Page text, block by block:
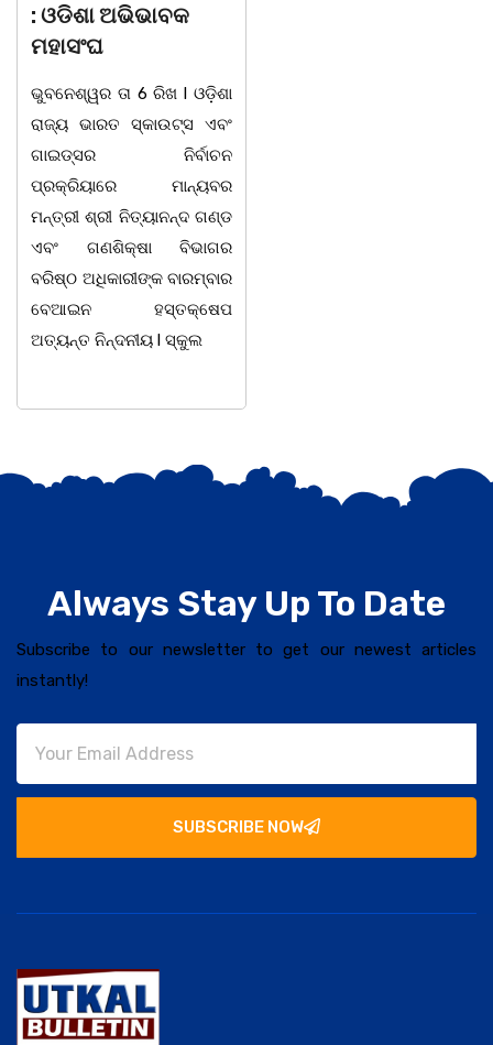
ବିଦ୍ୟାଳୟ, ସରସତିଆର
ସହକାରୀ ଶିକ୍ଷୟିତ୍ରୀ ଶ୍ରୀମତୀ
ଅନ୍ନପୂର୍ଣ୍ଣା ମିଶ୍ରଙ୍କର
ଅବସରକାଳୀନ ସମ୍ବର୍ଦ୍ଧନା
ଉତ୍ସବ ଅନୁଷ୍ଠିତ
ହୋଇଯାଇଅଛି । ଉକ୍ତ
ଉତ୍ସବରେ ରାଜ୍ୟପାଳ
ପୁରସ୍କାରପ୍ରାପ୍ତ ଶିକ୍ଷକ
ଭାଗିରଥ ନାୟକ ସଭାପତିତ୍ଵ
Always Stay Up To Date
Subscribe to our newsletter to get our newest articles
instantly!
SUBSCRIBE NOW